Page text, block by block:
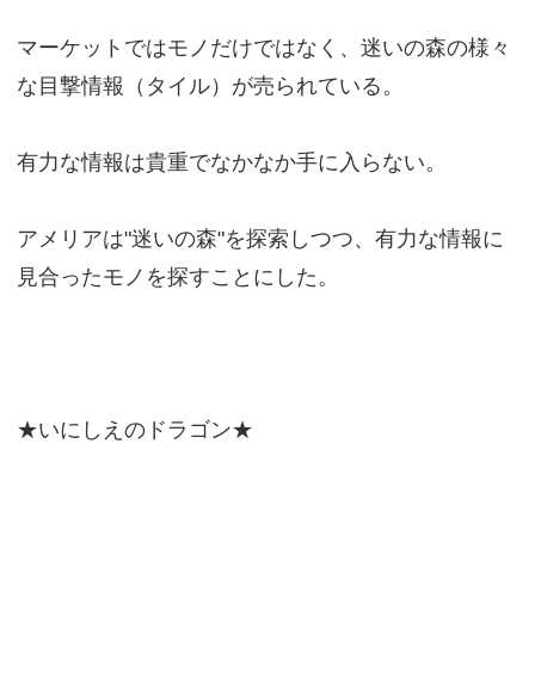
マーケットではモノだけではなく、迷いの森の様々
な目撃情報（タイル）が売られている。
有力な情報は貴重でなかなか手に入らない。
アメリアは"迷いの森"を探索しつつ、有力な情報に
見合ったモノを探すことにした。
★いにしえのドラゴン★